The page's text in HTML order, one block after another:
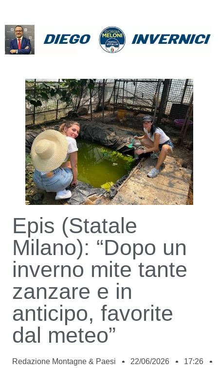
Epis (Statale
Milano): “Dopo un
inverno mite tante
zanzare e in
anticipo, favorite
dal meteo”
Redazione Montagne & Paesi 22/06/2026
17:26